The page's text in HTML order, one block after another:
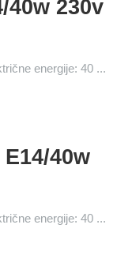
40w 230v
energije: 40 ...
40w
energije: 40 ...